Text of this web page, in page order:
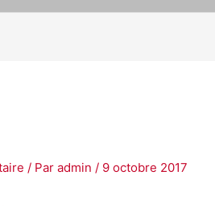
/ Paradmin/ 9 octobre 2017